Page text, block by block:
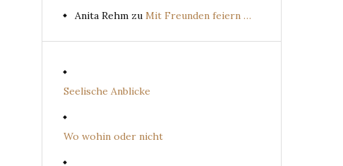
Anita Rehm zu Mit Freunden feiern …
Seelische Anblicke
Wo wohin oder nicht